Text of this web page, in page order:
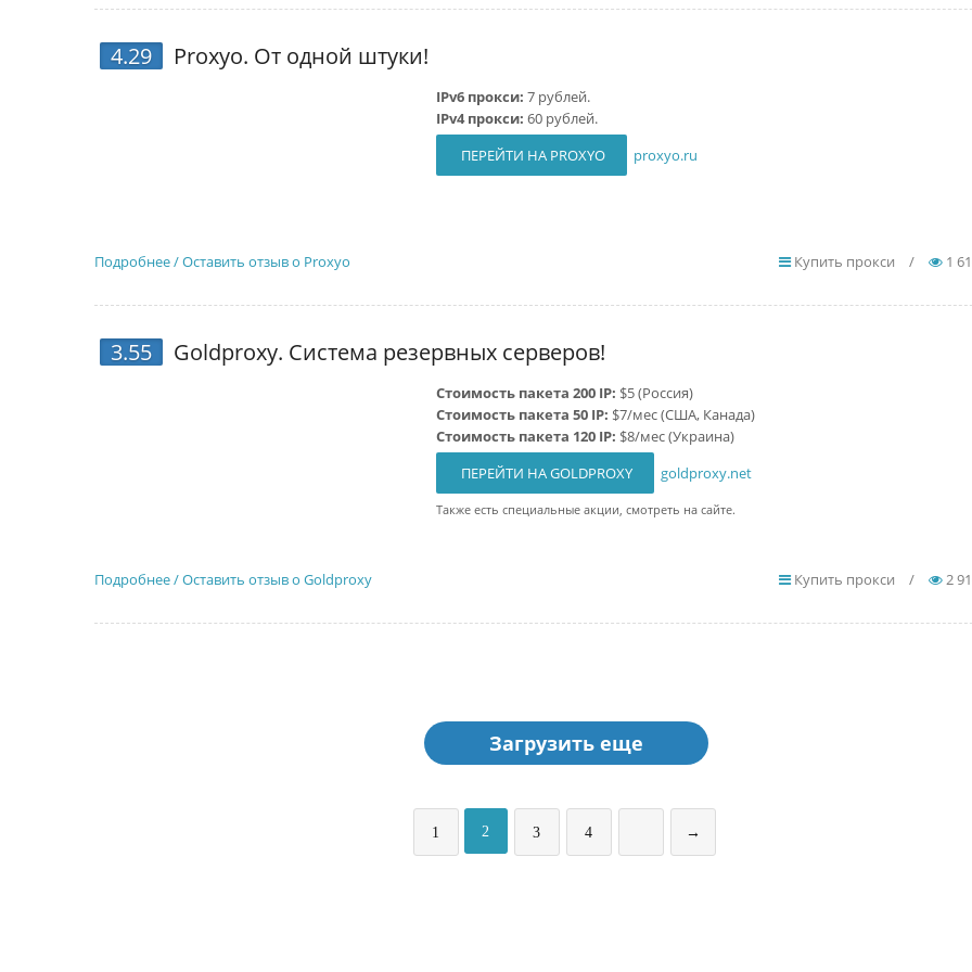
4.29 Proxyo. От одной штуки!
IPv6 прокси: 7 рублей.
IPv4 прокси: 60 рублей.
ПЕРЕЙТИ НА PROXYO
proxyo.ru
Подробнее / Оставить отзыв о Proxyo Купить прокси / 1
3.55 Goldproxy. Система резервных серверов!
Стоимость пакета 200 IP: $5 (Россия)
Стоимость пакета 50 IP: $7/мес (США, Канада)
Стоимость пакета 120 IP: $8/мес (Украина)
ПЕРЕЙТИ НА GOLDPROXY
goldproxy.net
Также есть специальные акции, смотреть на сайте.
Подробнее / Оставить отзыв о Goldproxy Купить прокси / 2
Загрузить еще
1 2 3 4 →